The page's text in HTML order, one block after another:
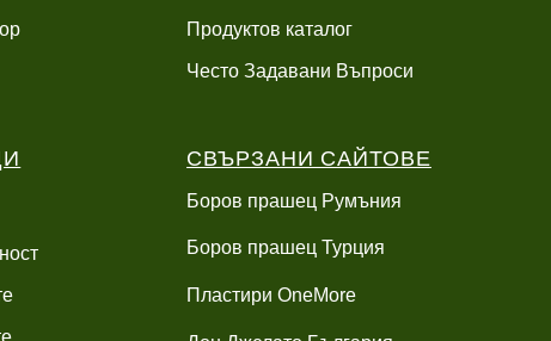
Продуктов каталог
Често Задавани Въпроси
СВЪРЗАНИ САЙТОВЕ
Боров прашец Румъния
Боров прашец Турция
Пластири OneMore